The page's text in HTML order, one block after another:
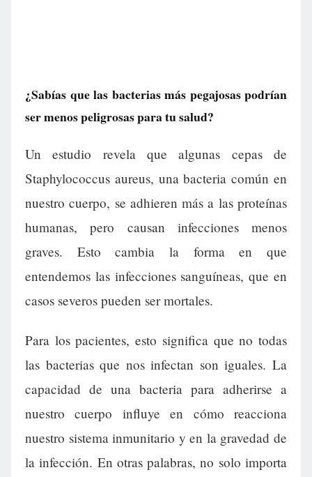
¿Sabías que las bacterias más pegajosas podrían
ser menos peligrosas para tu salud?
Un estudio revela que algunas cepas de
Staphylococcus aureus, una bacteria común en
nuestro cuerpo, se adhieren más a las proteínas
humanas, pero causan infecciones menos
graves. Esto cambia la forma en que
entendemos las infecciones sanguíneas, que en
casos severos pueden ser mortales.
Para los pacientes, esto significa que no todas
las bacterias que nos infectan son iguales. La
capacidad de una bacteria para adherirse a
nuestro cuerpo influye en cómo reacciona
nuestro sistema inmunitario y en la gravedad de
la infección. En otras palabras, no solo importa